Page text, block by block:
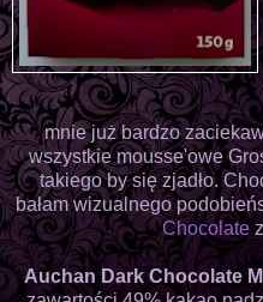
mnie już bardzo
wszystkie mousse'owe
takiego by się zjadło.
bałam wizualnego
Chocolatez
Auchan Dark Chocolate